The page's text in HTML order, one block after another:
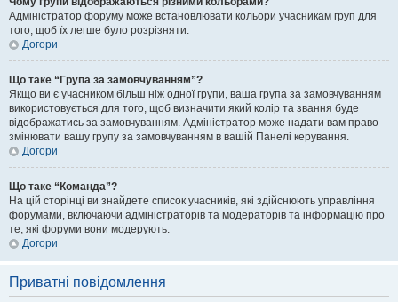
Адміністратор форуму може встановлювати кольори учасникам груп для
того, щоб їх легше було розрізняти.
Догори
Що таке “Група за замовчуванням”?
Якщо ви є учасником більш ніж одної групи, ваша група за замовчуванням
використовується для того, щоб визначити який колір та звання буде
відображатись за замовчуванням. Адміністратор може надати вам право
змінювати вашу групу за замовчуванням в вашій Панелі керування.
Догори
Що таке “Команда”?
На цій сторінці ви знайдете список учасників, які здійснюють управління
форумами, включаючи адміністраторів та модераторів та інформацію про
те, які форуми вони модерують.
Догори
Приватні повідомлення